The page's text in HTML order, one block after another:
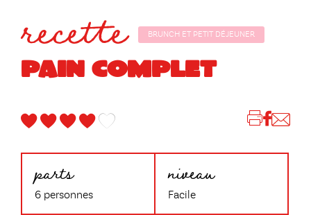
recette BRUNCH ET PETIT DÉJEUNER
PAIN COMPLET
parts
6 personnes
niveau
Facile